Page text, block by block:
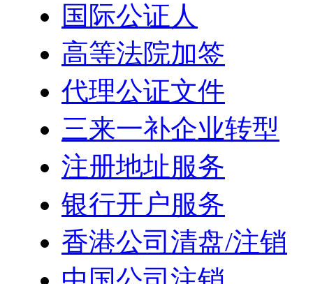
国际公证人
高等法院加签
代理公证文件
三来一补企业转型
注册地址服务
银行开户服务
香港公司清盘/注销